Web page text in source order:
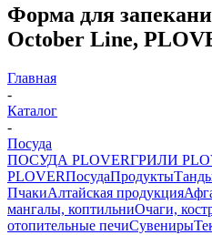
Форма для
October Line,
Главная
-
Каталог
-
Посуда
ПОСУДА PLOVERГРИЛИ
PLOVERПосудаПродукты
ПчакиАлтайская продукция
мангалы, коптильниОчаги,
отопительные печиСувениры